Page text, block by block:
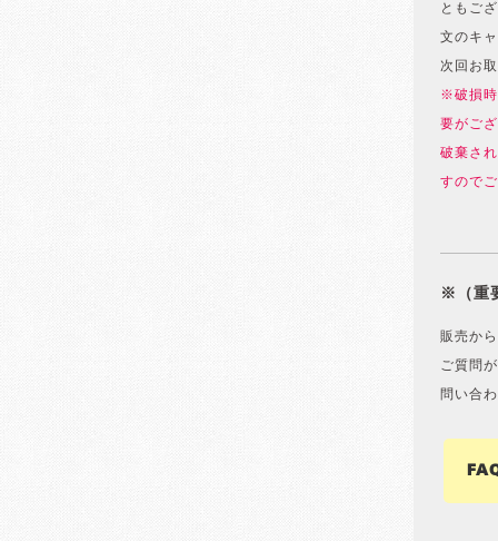
ともご
文のキ
次回お
※破損時
要がご
破棄さ
すので
※（重
販売か
ご質問
問い合